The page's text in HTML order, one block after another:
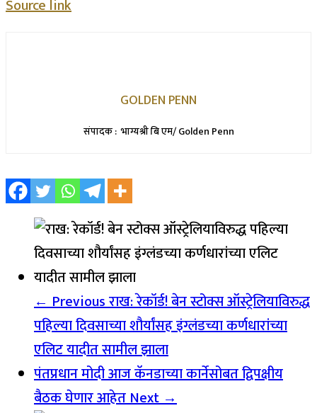
Source link
GOLDEN PENN
संपादक : भाग्यश्री बि एम/ Golden Penn
← Previousराख: रेकॉर्ड! बेन स्टोक्स ऑस्ट्रेलियाविरुद्ध
पहिल्या दिवसाच्या शौर्यांसह इंग्लंडच्या कर्णधारांच्या
एलिट यादीत सामील झाला
पंतप्रधान मोदी आज कॅनडाच्या कार्नेसोबत द्विपक्षीय
बैठक घेणार आहेतNext →